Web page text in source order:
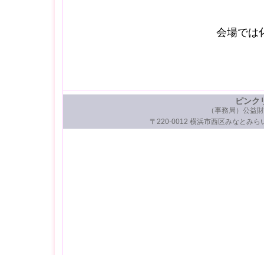
会場では
ピンク
（事務局）公益
〒220-0012 横浜市西区みなとみ